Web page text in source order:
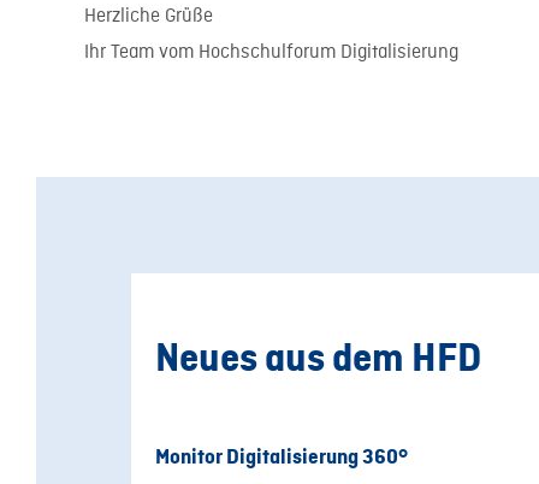
Herzliche Grüße
Ihr Team vom Hochschulforum Digitalisierung
Neues aus dem HFD
Monitor Digitalisierung 360°